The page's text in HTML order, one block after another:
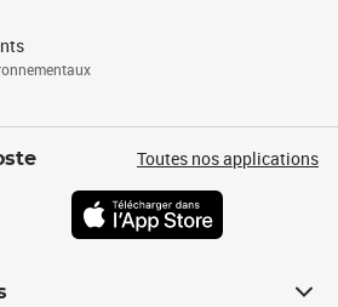
Toutes nos applications